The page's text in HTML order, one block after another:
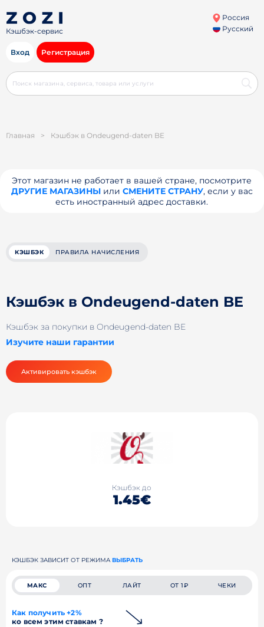
Кэшбэк-сервис
Россия
Русский
Вход Регистрация
Главная > Кэшбэк в Ondeugend-daten BE
Этот магазин не работает в вашей стране, посмотрите
ДРУГИЕ МАГАЗИНЫили СМЕНИТЕ СТРАНУ, если у вас
есть иностранный адрес доставки.
КЭШБЭК ПРАВИЛА НАЧИСЛЕНИЯ
Кэшбэк в Ondeugend-daten BE
Кэшбэк за покупки в Ondeugend-daten BE
Изучите наши гарантии
Активировать кэшбэк
Кэшбэк до
1.45€
КЭШБЭК ЗАВИСИТ ОТ РЕЖИМА ВЫБРАТЬ
МАКС ОПТ ЛАЙТ ОТ 1₽ ЧЕКИ
Как получить +2%
ко всем этим ставкам ?